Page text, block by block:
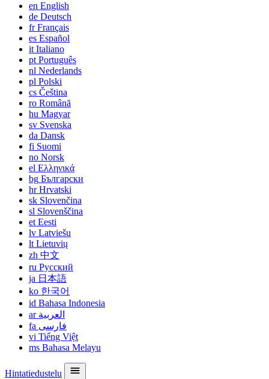
en English
de Deutsch
frFrançais
es Español
it Italiano
pt Português
nl Nederlands
pl Polski
cs Čeština
ro Română
hu Magyar
sv Svenska
da Dansk
fi Suomi
no Norsk
el Ελληνικά
bg Български
hrHrvatski
sk Slovenčina
sl Slovenščina
et Eesti
lv Latviešu
lt Lietuvių
zh 中文
ru Русский
ja 日本語
ko 한국어
id Bahasa Indonesia
ar العربية
fa فارسی
vi Tiếng Việt
ms Bahasa Melayu
Hintatiedustelu